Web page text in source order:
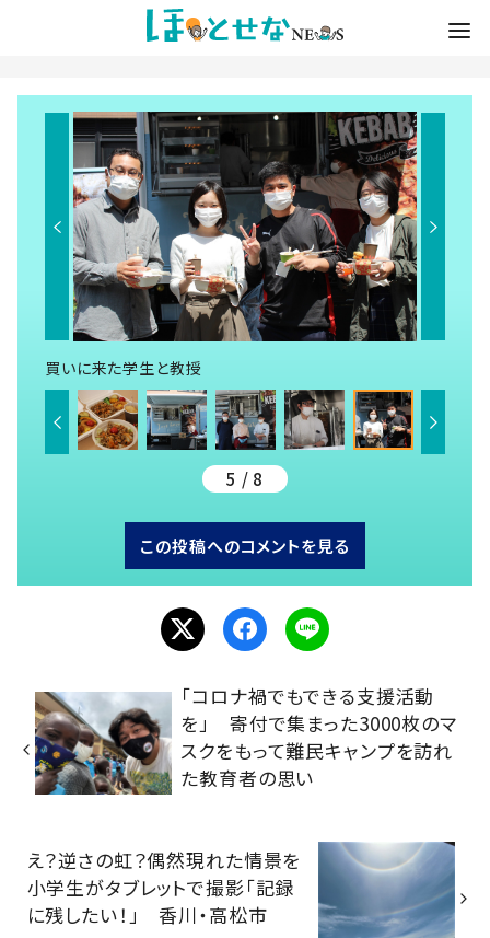
買いに来た学生と教授
5 / 8
この投稿へのコメントを見る
「コロナ禍でもできる支援活動
を」 寄付で集まった3000枚のマ
スクをもって難民キャンプを訪れ
た教育者の思い
え？逆さの虹？偶然現れた情景を
小学生がタブレットで撮影「記録
に残したい！」 香川・高松市